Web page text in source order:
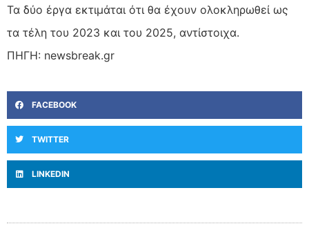
Τα δύο έργα εκτιμάται ότι θα έχουν ολοκληρωθεί ως
τα τέλη του 2023 και του 2025, αντίστοιχα.
ΠΗΓΗ: newsbreak.gr
FACEBOOK
TWITTER
LINKEDIN